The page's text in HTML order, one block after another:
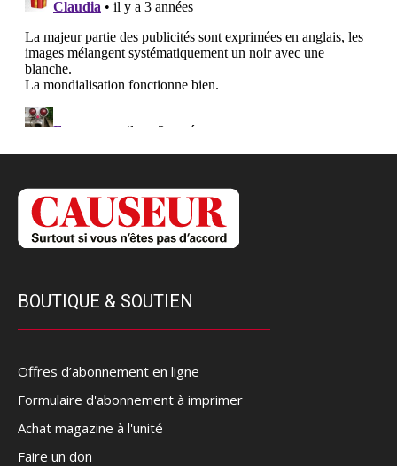
BOUTIQUE & SOUTIEN
Offres d’abonnement en ligne
Formulaire d'abonnement à imprimer
Achat magazine à l'unité
Faire un don